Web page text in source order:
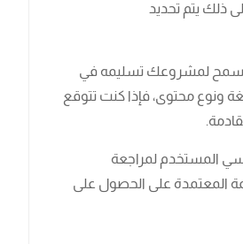
ذلك يتم تحديد
يسمح لمشروعك تسليمه في
ونوع محتوى، فإذا كنت تتوقع
المستخدم لمراجعة
المعتمدة على الحصول على